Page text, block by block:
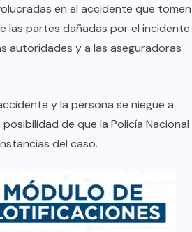
en el accidente que tomen
las partes dañadas por el incidente.
autoridades y a las aseguradoras
y la persona se niegue a
de que la Policía Nacional
del caso.